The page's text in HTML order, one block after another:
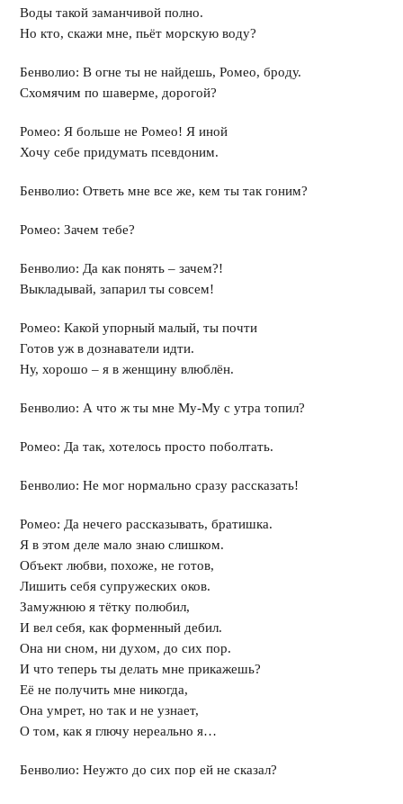
Воды такой заманчивой полно.
Но кто, скажи мне, пьёт морскую воду?
Бенволио: В огне ты не найдешь, Ромео, броду.
Схомячим по шаверме, дорогой?
Ромео: Я больше не Ромео! Я иной
Хочу себе придумать псевдоним.
Бенволио: Ответь мне все же, кем ты так гоним?
Ромео: Зачем тебе?
Бенволио: Да как понять – зачем?!
Выкладывай, запарил ты совсем!
Ромео: Какой упорный малый, ты почти
Готов уж в дознаватели идти.
Ну, хорошо – я в женщину влюблён.
Бенволио: А что ж ты мне Му-Му с утра топил?
Ромео: Да так, хотелось просто поболтать.
Бенволио: Не мог нормально сразу рассказать!
Ромео: Да нечего рассказывать, братишка.
Я в этом деле мало знаю слишком.
Объект любви, похоже, не готов,
Лишить себя супружеских оков.
Замужнюю я тётку полюбил,
И вел себя, как форменный дебил.
Она ни сном, ни духом, до сих пор.
И что теперь ты делать мне прикажешь?
Её не получить мне никогда,
Она умрет, но так и не узнает,
О том, как я глючу нереально я…
Бенволио: Неужто до сих пор ей не сказал?